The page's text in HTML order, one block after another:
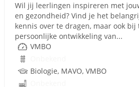
Wil jij leerlingen inspireren met
en gezondheid? Vind je het
kennis over te dragen, maar ook bij
persoonlijke ontwikkeling van...
VMBO
Biologie, MAVO, VMBO